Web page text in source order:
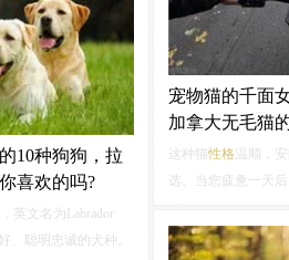
狗...
宠物猫的千面
加拿大无毛猫
这种猫 性格温顺，
选。当您疲惫一天
猫：冷艳高贵的美
10种狗狗，拉
喜欢的吗?
英文名为Labrador
、聪明忠诚的犬种。